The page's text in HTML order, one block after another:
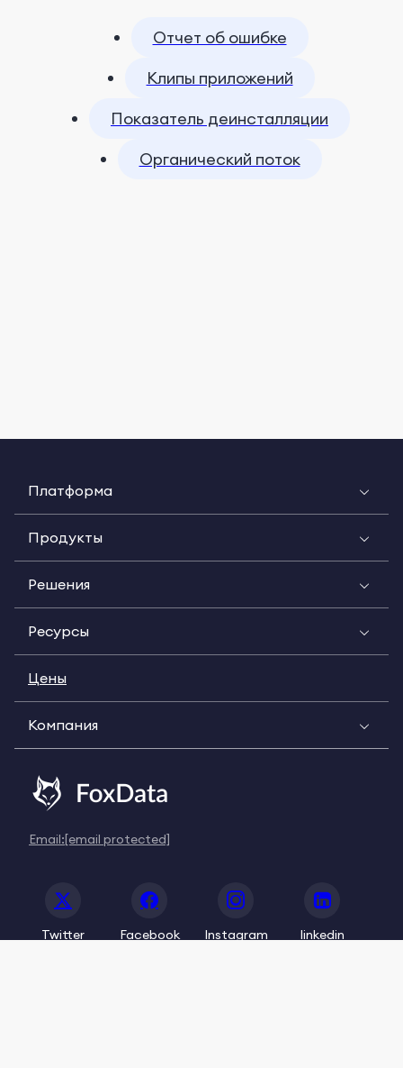
Отчет об ошибке
Клипы приложений
Показатель деинсталляции
Органический поток
Платформа
Продукты
Решения
Ресурсы
Цены
Компания
Email:[email protected]
Twitter Facebook Instagram linkedin